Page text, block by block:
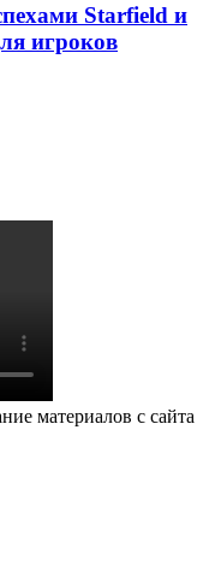
Starfield и
игроков
материалов с сайта